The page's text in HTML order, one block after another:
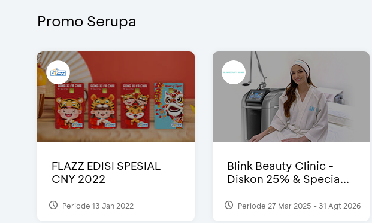
Promo Serupa
FLAZZ EDISI SPESIAL
CNY 2022
Periode 13 Jan 2022
Blink Beauty Clinic -
Diskon 25% & Specia...
Periode 27 Mar 2025 - 31 Agt 2026